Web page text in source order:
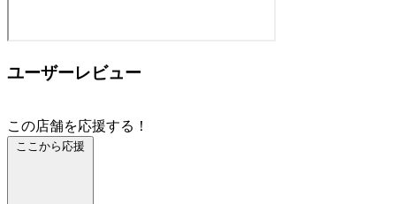
ユーザーレビュー
この店舗を応援する！
ここから応援